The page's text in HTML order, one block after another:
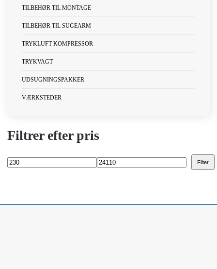
TILBEHØR TIL MONTAGE
TILBEHØR TIL SUGEARM
TRYKLUFT KOMPRESSOR
TRYKVAGT
UDSUGNINGSPAKKER
VÆRKSTEDER
Filtrer efter pris
Mindste
Højeste
Filter